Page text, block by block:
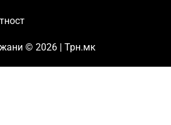
© 2026 | Трн.мк